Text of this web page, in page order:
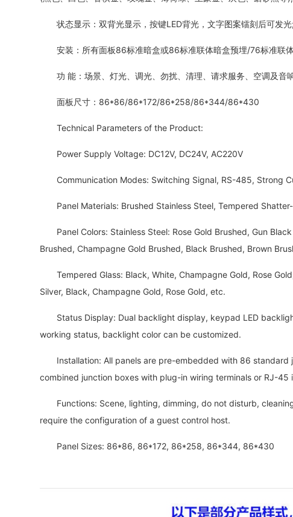
状态显示：双背光显示，按键LED背光，文字图案镭刻后可发光
安装：所有面板86标准暗盒或86标准联体暗盒预埋/76标准联
功 能：场景、灯光、调光、勿扰、清理、请求服务、空调及音
面板尺寸：86*86/86*172/86*258/86*344/86*430
Technical Parameters of the Product:
Power Supply Voltage: DC12V, DC24V, AC220V
Communication Modes: Switching Signal, RS-485, Strong
Panel Materials: Brushed Stainless Steel, Tempered
Panel Colors: Stainless Steel: Rose Gold Brushed, Gun
Brushed, Champagne Gold Brushed, Black Brushed, Brown
Tempered Glass: Black, White, Champagne Gold, Rose
Silver, Black, Champagne Gold, Rose Gold, etc.
Status Display: Dual backlight display, keypad LED
working status, backlight color can be customized.
Installation: All panels are pre-embedded with 86 standard
combined junction boxes with plug-in wiring terminals or RJ-45
Functions: Scene, lighting, dimming, do not disturb,
require the configuration of a guest control host.
Panel Sizes: 86*86, 86*172, 86*258, 86*344, 86*430